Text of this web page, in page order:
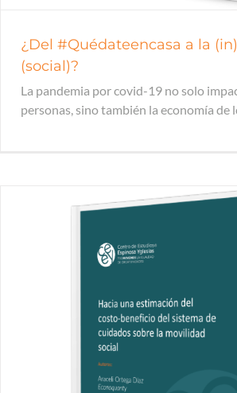
¿Del #Quédateencasa a la
(social)?
La pandemia por covid-19 no solo
personas, sino también la economía de